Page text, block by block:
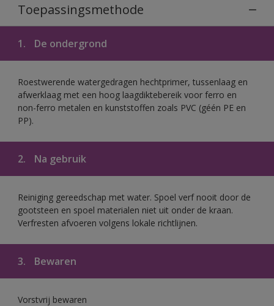
Toepassingsmethode
1. De ondergrond
Roestwerende watergedragen hechtprimer, tussenlaag en
afwerklaag met een hoog laagdiktebereik voor ferro en
non-ferro metalen en kunststoffen zoals PVC (géén PE en
PP).
2. Na gebruik
Reiniging gereedschap met water. Spoel verf nooit door de
gootsteen en spoel materialen niet uit onder de kraan.
Verfresten afvoeren volgens lokale richtlijnen.
3. Bewaren
Vorstvrij bewaren